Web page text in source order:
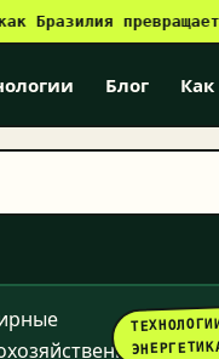
превращает поля
Блог Как